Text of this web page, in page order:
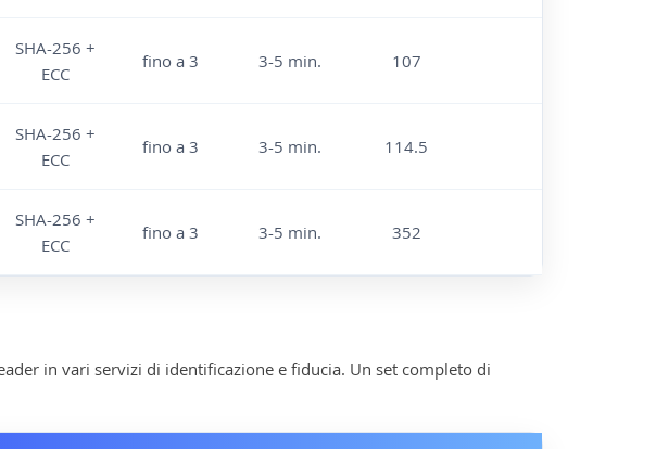
SHA-256 +
ECC
fino a 3 3-5 min. 107
SHA-256 +
ECC
fino a 3 3-5 min. 114.5
SHA-256 +
ECC
fino a 3 3-5 min. 352
in vari servizi di identificazione e fiducia. Un set completo di